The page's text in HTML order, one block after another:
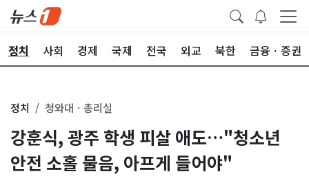
정치 사회 경제 국제 전국 외교 북한 금융ㆍ증권
정치 청와대ㆍ총리실
강훈식, 광주 학생 피살 애도…"청소년
안전 소홀 물음, 아프게 들어야"